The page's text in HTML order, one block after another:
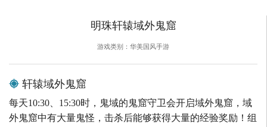
明珠轩辕域外鬼窟
游戏类别：华美国风手游
轩辕域外鬼窟
每天10:30、15:30时，鬼域的鬼窟守卫会开启域外鬼窟，域
外鬼窟中有大量鬼怪，击杀后能够获得大量的经验奖励！组